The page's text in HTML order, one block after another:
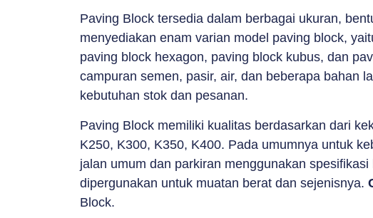
Paving Block tersedia dalam berbagai ukuran,
menyediakan enam varian model paving block,
paving block hexagon, paving block kubus, dan
campuran semen, pasir, air, dan beberapa bahan
kebutuhan stok dan pesanan.
Paving Block memiliki kualitas berdasarkan dari
K250, K300, K350, K400. Pada umumnya untuk
jalan umum dan parkiran menggunakan
dipergunakan untuk muatan berat dan sejenisnya.
Block.